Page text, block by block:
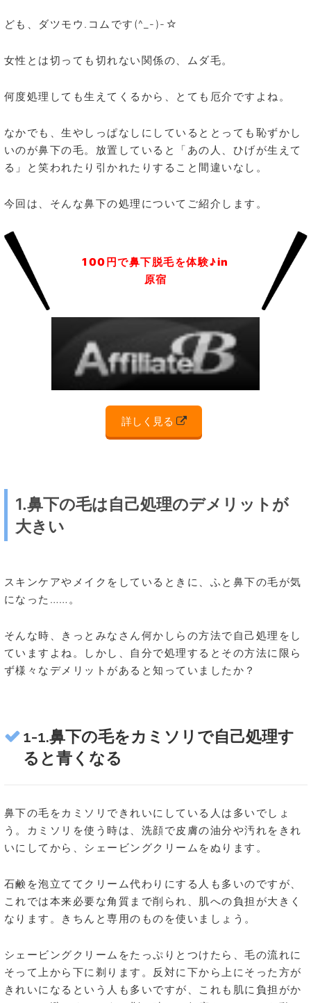
ども、ダツモウ.コムです(^_-)-☆
女性とは切っても切れない関係の、ムダ毛。
何度処理しても生えてくるから、とても厄介ですよね。
なかでも、生やしっぱなしにしているととっても恥ずかし
いのが鼻下の毛。放置していると「あの人、ひげが生えて
る」と笑われたり引かれたりすること間違いなし。
今回は、そんな鼻下の処理についてご紹介します。
100円で鼻下脱毛を体験♪in
原宿
詳しく見る
1.鼻下の毛は自己処理のデメリットが
大きい
スキンケアやメイクをしているときに、ふと鼻下の毛が気
になった……。
そんな時、きっとみなさん何かしらの方法で自己処理をし
ていますよね。しかし、自分で処理するとその方法に限ら
ず様々なデメリットがあると知っていましたか？
1-1.鼻下の毛をカミソリで自己処理す
ると青くなる
鼻下の毛をカミソリできれいにしている人は多いでしょ
う。カミソリを使う時は、洗顔で皮膚の油分や汚れをきれ
いにしてから、シェービングクリームをぬります。
石鹸を泡立ててクリーム代わりにする人も多いのですが、
これでは本来必要な角質まで削られ、肌への負担が大きく
なります。きちんと専用のものを使いましょう。
シェービングクリームをたっぷりとつけたら、毛の流れに
そって上から下に剃ります。反対に下から上にそった方が
きれいになるという人も多いですが、これも肌に負担がか